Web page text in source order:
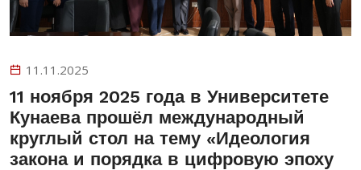
11.11.2025
11 ноября 2025 года в Университете
Кунаева прошёл международный
круглый стол на тему «Идеология
закона и порядка в цифровую эпоху